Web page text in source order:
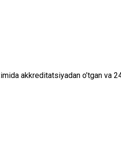
аkkrеditаtsiyadаn o’tgаn vа